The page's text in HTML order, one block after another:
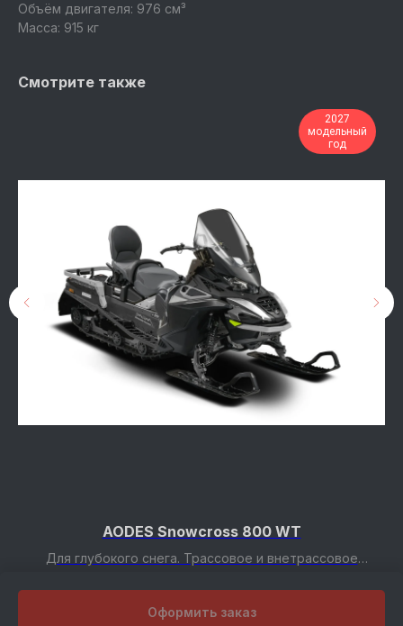
Оформить заказ
Объём двигателя: 976 см³
Масса: 915 кг
Смотрите также
2027
модельный
год
AODES Snowcross 800 WT
Для глубокого снега. Трассовое и внетрассовое
880 710 р. 947 000 р.